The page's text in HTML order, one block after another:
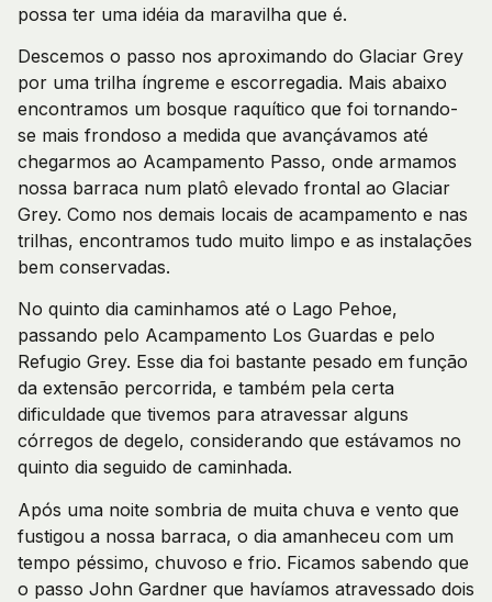
possa ter uma idéia da maravilha que é.
Descemos o passo nos aproximando do Glaciar Grey
por uma trilha íngreme e escorregadia. Mais abaixo
encontramos um bosque raquítico que foi tornando-
se mais frondoso a medida que avançávamos até
chegarmos ao Acampamento Passo, onde armamos
nossa barraca num platô elevado frontal ao Glaciar
Grey. Como nos demais locais de acampamento e nas
trilhas, encontramos tudo muito limpo e as instalações
bem conservadas.
No quinto dia caminhamos até o Lago Pehoe,
passando pelo Acampamento Los Guardas e pelo
Refugio Grey. Esse dia foi bastante pesado em função
da extensão percorrida, e também pela certa
dificuldade que tivemos para atravessar alguns
córregos de degelo, considerando que estávamos no
quinto dia seguido de caminhada.
Após uma noite sombria de muita chuva e vento que
fustigou a nossa barraca, o dia amanheceu com um
tempo péssimo, chuvoso e frio. Ficamos sabendo que
o passo John Gardner que havíamos atravessado dois